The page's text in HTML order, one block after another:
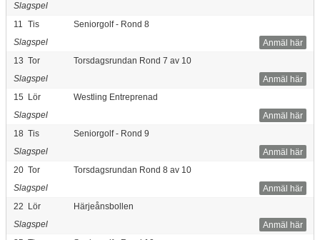
Slagspel
11 Tis
Seniorgolf - Rond 8
Anmäl här
Slagspel
13 Tor
Torsdagsrundan Rond 7 av 10
Anmäl här
Slagspel
15
Lör
Westling Entreprenad
Anmäl här
Slagspel
18 Tis
Seniorgolf - Rond 9
Anmäl här
Slagspel
20 Tor
Torsdagsrundan Rond 8 av 10
Anmäl här
Slagspel
22
Lör
Härjeånsbollen
Anmäl här
Slagspel